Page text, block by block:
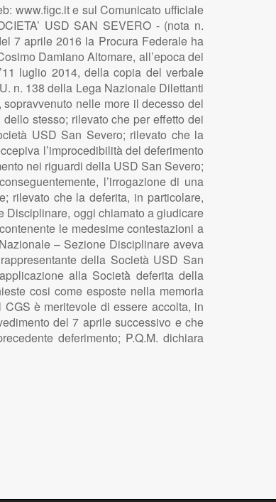
www.figc.it e sul Comunicato ufficiale
USD SAN SEVERO - (nota n.
7 aprile 2016 la Procura Federale ha
Damiano Altomare, all’epoca dei
luglio 2014, della copia del verbale
n. 138 della Lega Nazionale Dilettanti
nelle more il decesso del
stesso; rilevato che per effetto dei
USD San Severo; rilevato che la
l’improcedibilità del deferimento
nei riguardi della USD San Severo;
l’irrogazione di una
rilevato che la deferita, in particolare,
Disciplinare, oggi chiamato a giudicare
le medesime contestazioni a
– Sezione Disciplinare aveva
della Società USD San
alla Società̀ deferita della
cosi come esposte nella memoria
è meritevole di essere accolta, in
del 7 aprile successivo e che
deferimento; P.Q.M. dichiara